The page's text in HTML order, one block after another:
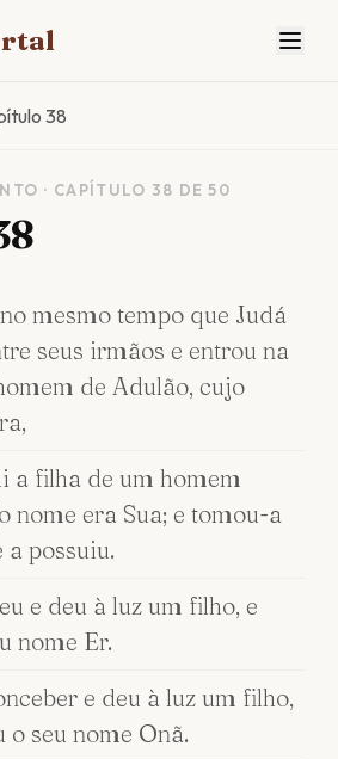
38
· CAPÍTULO 38 DE 50
mesmo tempo que Judá
seus irmãos e entrou na
de Adulão, cujo
a filha de um homem
nome era Sua; e tomou-a
a possuiu.
e deu à luz um filho, e
nome Er.
e deu à luz um filho,
o seu nome Onã.